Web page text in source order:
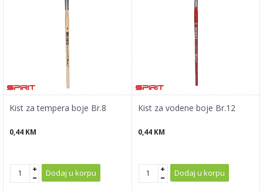
Kist za tempera boje Br.8
0,44 KM
Dodaj u korpu
Kist za vodene boje Br.12
0,44 KM
Dodaj u korpu